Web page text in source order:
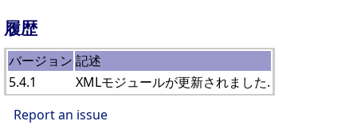
履歴
バージョン 記述
5.4.1
XMLモジュールが更新されました.
Report an issue